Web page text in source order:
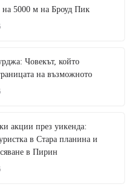
на 5000 м на Броуд Пик
Човекът, който
на възможното
акции през уикенда:
в Стара планина и
в Пирин